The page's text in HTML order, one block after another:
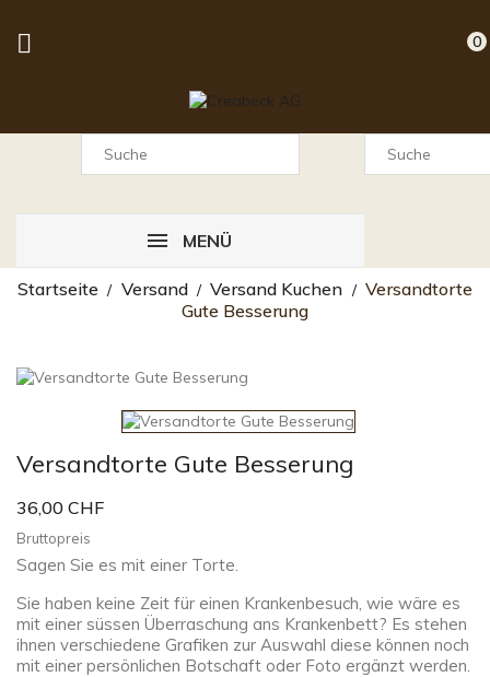
 0
MENÜ
Startseite Versand Versand Kuchen
Versandtorte
Gute Besserung
Versandtorte Gute Besserung
36,00 CHF
Bruttopreis
Sagen Sie es mit einer Torte.
Sie haben keine Zeit für einen Krankenbesuch, wie wäre es
mit einer süssen Überraschung ans Krankenbett? Es stehen
ihnen verschiedene Grafiken zur Auswahl diese können noch
mit einer persönlichen Botschaft oder Foto ergänzt werden.